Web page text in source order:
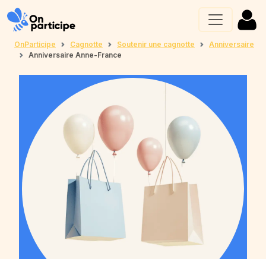
OnParticipe Cagnotte Soutenir une cagnotte
Anniversaire
Anniversaire Anne-France